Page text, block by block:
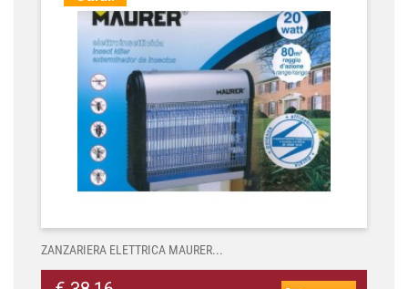
ZANZARIERA ELETTRICA MAURER...